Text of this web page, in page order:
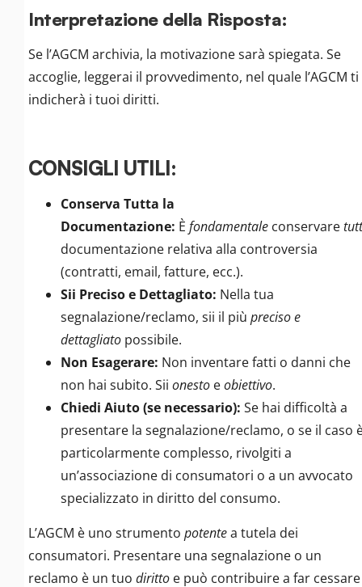
Interpretazione della Risposta:
Se l’AGCM archivia, la motivazione sarà spiegata. Se
accoglie, leggerai il provvedimento, nel quale l’AGCM ti
indicherà i tuoi diritti.
CONSIGLI UTILI:
Conserva Tutta la
Documentazione: È fondamentale conservare
documentazione relativa alla controversia
(contratti, email, fatture, ecc.).
Sii Preciso e Dettagliato: Nella tua
segnalazione/reclamo, sii il più preciso e
dettagliato possibile.
Non Esagerare: Non inventare fatti o danni che
non hai subito. Sii onesto eobiettivo.
Chiedi Aiuto (se necessario): Se hai difficoltà a
presentare la segnalazione/reclamo, o se il caso
particolarmente complesso, rivolgiti a
un’associazione di consumatori o a un avvocato
specializzato in diritto del consumo.
L’AGCM è uno strumento potentea tutela dei
consumatori. Presentare una segnalazione o un
reclamo è un tuo diritto e può contribuire a far cessare